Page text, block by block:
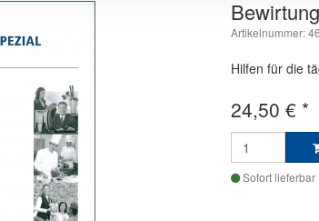
Artikelnummer:
Hilfen für die
24,50 € *
Sofort lieferbar